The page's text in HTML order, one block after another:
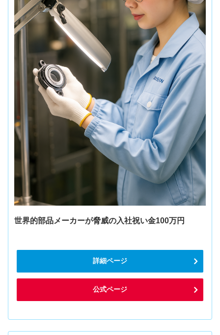
世界的部品メーカーが脅威の入社祝い金100万円
詳細ページ
公式ページ